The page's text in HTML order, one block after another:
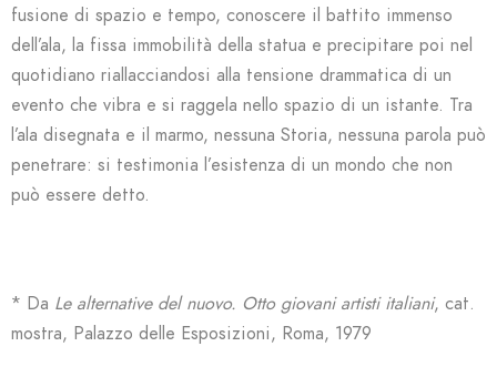
fusione di spazio e tempo, conoscere il battito immenso
dell’ala, la fissa immobilità della statua e precipitare poi nel
quotidiano riallacciandosi alla tensione drammatica di un
evento che vibra e si raggela nello spazio di un istante. Tra
l’ala disegnata e il marmo, nessuna Storia, nessuna parola può
penetrare: si testimonia l’esistenza di un mondo che non
può essere detto.
* Da Le alternative del nuovo. Otto giovani artisti italiani, cat.
mostra, Palazzo delle Esposizioni, Roma, 1979